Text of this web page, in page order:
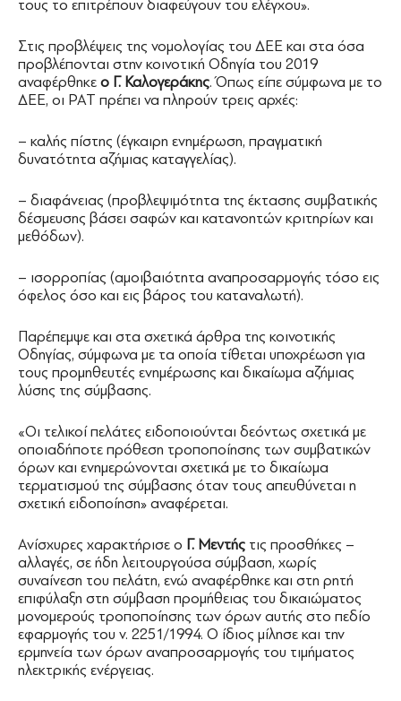
τους το επιτρέπουν διαφεύγουν του ελέγχου».
Στις προβλέψεις της νομολογίας του ΔΕΕ και στα όσα
προβλέπονται στην κοινοτική Οδηγία του 2019
αναφέρθηκε ο Γ. Καλογεράκης. Όπως είπε σύμφωνα με το
ΔΕΕ, οι ΡΑΤ πρέπει να πληρούν τρεις αρχές:
– καλής πίστης (έγκαιρη ενημέρωση, πραγματική
δυνατότητα αζήμιας καταγγελίας).
– διαφάνειας (προβλεψιμότητα της έκτασης συμβατικής
δέσμευσης βάσει σαφών και κατανοητών κριτηρίων και
μεθόδων).
– ισορροπίας (αμοιβαιότητα αναπροσαρμογής τόσο εις
όφελος όσο και εις βάρος του καταναλωτή).
Παρέπεμψε και στα σχετικά άρθρα της κοινοτικής
Οδηγίας, σύμφωνα με τα οποία τίθεται υποχρέωση για
τους προμηθευτές ενημέρωσης και δικαίωμα αζήμιας
λύσης της σύμβασης.
«Οι τελικοί πελάτες ειδοποιούνται δεόντως σχετικά με
οποιαδήποτε πρόθεση τροποποίησης των συμβατικών
όρων και ενημερώνονται σχετικά με το δικαίωμα
τερματισμού της σύμβασης όταν τους απευθύνεται η
σχετική ειδοποίηση» αναφέρεται.
Ανίσχυρες χαρακτήρισε ο Γ. Μεντής τις προσθήκες –
αλλαγές, σε ήδη λειτουργούσα σύμβαση, χωρίς
συναίνεση του πελάτη, ενώ αναφέρθηκε και στη ρητή
επιφύλαξη στη σύμβαση προμήθειας του δικαιώματος
μονομερούς τροποποίησης των όρων αυτής στο πεδίο
εφαρμογής του ν. 2251/1994. Ο ίδιος μίλησε και την
ερμηνεία των όρων αναπροσαρμογής του τιμήματος
ηλεκτρικής ενέργειας.